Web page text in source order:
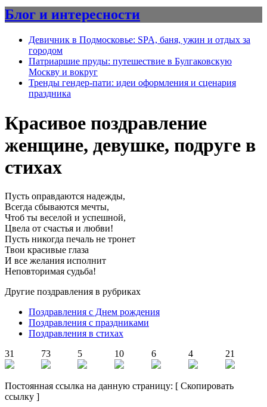
Блог и интересности
Девичник в Подмосковье: SPA, баня, ужин и отдых за
городом
Патриаршие пруды: путешествие в Булгаковскую
Москву и вокруг
Тренды гендер-пати: идеи оформления и сценария
праздника
Красивое поздравление
женщине, девушке, подруге в
стихах
Пусть оправдаются надежды,
Всегда сбываются мечты,
Чтоб ты веселой и успешной,
Цвела от счастья и любви!
Пусть никогда печаль не тронет
Твои красивые глаза
И все желания исполнит
Неповторимая судьба!
Другие поздравления в рубриках
Поздравления с Днем рождения
Поздравления с праздниками
Поздравления в стихах
31
73 5 10 6 4 21
Постоянная ссылка на данную страницу: [ Скопировать
ссылку ]